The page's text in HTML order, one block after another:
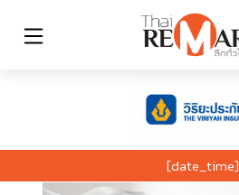
[date_time]